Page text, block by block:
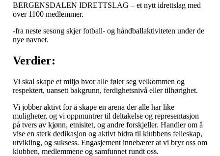
BERGENSDALEN IDRETTSLAG – et nytt idrettslag med
over 1100 medlemmer.
-fra neste sesong skjer fotball- og håndballaktiviteten under de
nye navnet.
Verdier:
Vi skal skape et miljø hvor alle føler seg velkommen og
respektert, uansett bakgrunn, ferdighetsnivå eller tilhørighet.
Vi jobber aktivt for å skape en arena der alle har like
muligheter, og vi oppmuntrer til deltakelse og representasjon
på tvers av kjønn, etnisitet, og andre forskjeller. Handler om å
vise en sterk dedikasjon og aktivt bidra til klubbens felleskap,
utvikling, og suksess. Engasjement innebærer at vi bryr oss om
klubben, medlemmene og samfunnet rundt oss.